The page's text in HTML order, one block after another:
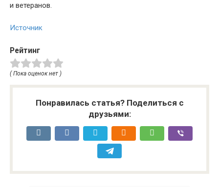
и ветеранов.
Источник
Рейтинг
( Пока оценок нет )
Понравилась статья? Поделиться с
друзьями: